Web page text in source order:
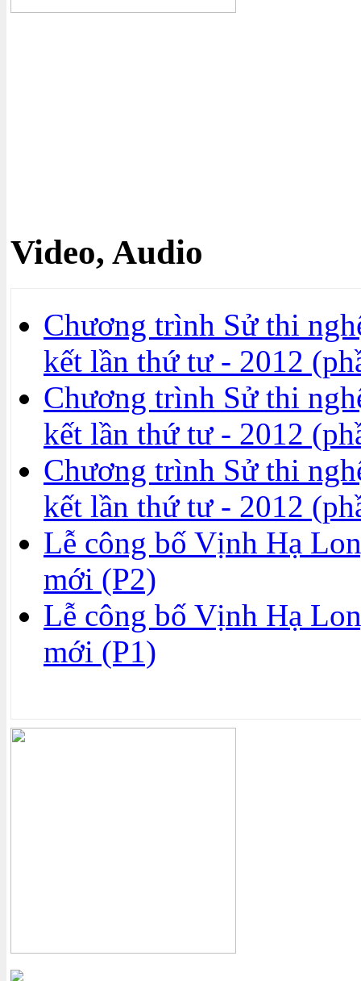
Video, Audio
Chương trình Sử thi
kết lần thứ tư - 2012
Chương trình Sử thi
kết lần thứ tư - 2012
Chương trình Sử thi
kết lần thứ tư - 2012
Lễ công bố Vịnh Hạ
mới (P2)
Lễ công bố Vịnh Hạ
mới (P1)